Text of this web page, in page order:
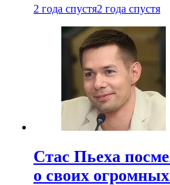
2 года спустя2 года спустя
Стас Пьеха
о своих